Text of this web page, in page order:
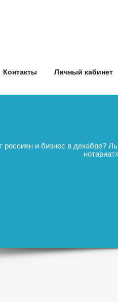
Контакты Личный кабинет
россиян и бизнес в декабре?